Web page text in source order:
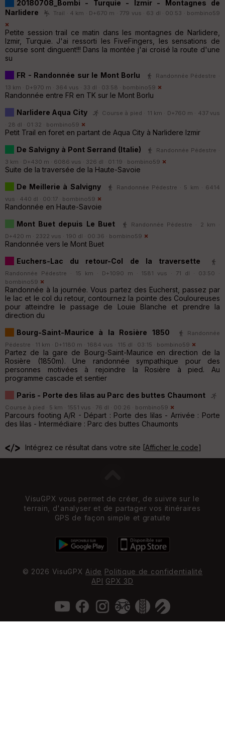
20180708_Bombi - Turquie - Izmir - Montagnes de
Narlidere
Trail · 4 km · D+670 m · 779 vus · 63 dl · 00:53 · bombino59
Petite session trail ce matin dans les montagnes de Narlidere,
Izmir, Turquie. J'ai ressorti les FiveFingers, les sensations de
course sont dinguent!!! Dans la montée j'ai croisé la route d'une
su
FR - Randonnée sur le Mont Borlu
Randonnée Pédestre ·
13 km · D+970 m · 364 vus · 33 dl · 03:58 · bombino59
Randonnée entre FR en TK sur le Mont Borlu
Narlidere Aqua City
Course à pied · 11 km · D+760 m · 437 vus
· 28 dl · 01:32 · bombino59
Petit Trail en foret en partant de Aqua City à Narlidere Izmir
De Salvigny à Pont Serrand (Italie)
Randonnée Pédestre ·
3 km · D+430 m · 6086 vus · 326 dl · 01:19 · bombino59
Suite de la traversée de la Haute-Savoie
De Meillerie à Salvigny
Randonnée Pédestre · 5 km · 6414
vus · 440 dl · 00:17 · bombino59
Randonnée en Haute-Savoie
Mont Buet depuis Le Buet
Randonnée Pédestre · 2 km ·
D+420 m · 2322 vus · 190 dl · 00:36 · bombino59
Randonnée vers le Mont Buet
Euchers-Lac du retour-Col de la traversette
Randonnée Pédestre · 15 km · D+1090 m · 1581 vus · 71 dl · 03:50 ·
bombino59
Randonnée à la journée. Vous partez des Eucherst, passez par
le lac et le col du retour, contournez la pointe des Couloureuses
pour atteindre le passage de Louie Blanche et prendre la
direction du
Bourg-Saint-Maurice à la Rosière 1850
Randonnée
Pédestre · 11 km · D+1180 m · 1684 vus · 115 dl · 03:15 · bombino59
Partez de la gare de Bourg-Saint-Maurice en direction de la
Rosière (1850m). Une randonnée sympathique pour des
personnes motivées à rejoindre la Rosière à pied. Au
programme cascade et sentier
Paris - Porte des lilas au Parc des buttes Chaumont
Course à pied · 5 km · 1551 vus · 76 dl · 00:26 · bombino59
Parcours footing A/R - Départ : Porte des lilas - Arrivée : Porte
des lilas - Intermédiaire : Parc des buttes Chaumonts
Intégrez ce résultat dans votre site [Afficher le code]
VisuGPX vous permet de créer, de suivre sur le
terrain, d'analyser et de partager vos itinéraires
GPS de façon simple et gratuite
© 2026 VisuGPX Aide Politique de confidentialité
API GPX 3D